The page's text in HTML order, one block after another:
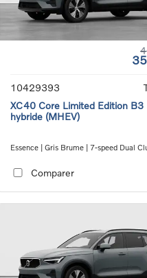
10429393
XC40 Core Limited Edition B3
hybride (MHEV)
Essence | Gris Brume | 7-speed Dual
Comparer